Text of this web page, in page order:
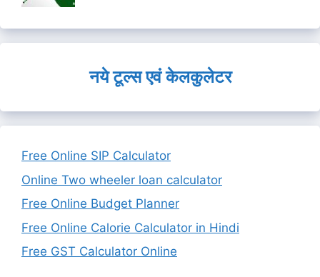
नये टूल्स एवं केलकुलेटर
Free Online SIP Calculator
Online Two wheeler loan calculator
Free Online Budget Planner
Free Online Calorie Calculator in Hindi
Free GST Calculator Online